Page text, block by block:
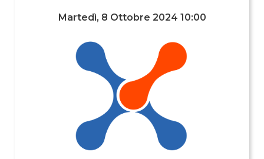
Martedì, 8 Ottobre 2024 10:00